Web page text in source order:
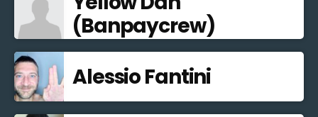
(Banpaycrew)
Alessio Fantini